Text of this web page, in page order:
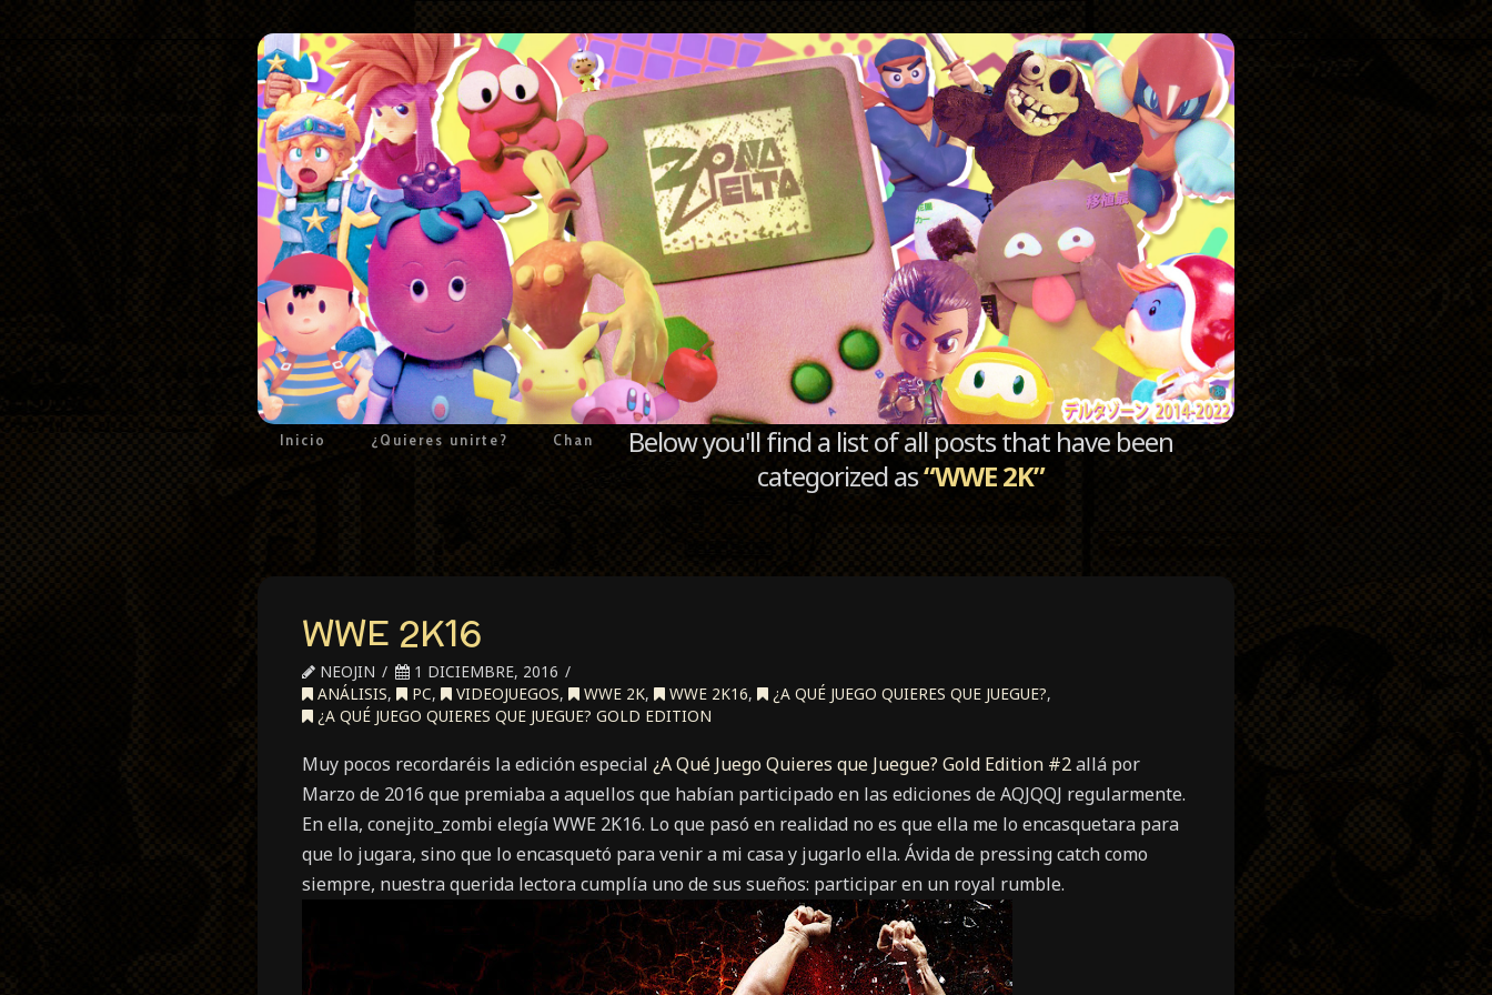
Inicio ¿Quieres unirte? Chan
Below you'll find a list of all posts that have been
categorized as“WWE 2K”
WWE 2K16
NEOJIN
1 DICIEMBRE, 2016
ANÁLISIS, PC, VIDEOJUEGOS, WWE 2K, WWE 2K16, ¿A QUÉ JUEGO QUIERES QUE JUEGUE?,
¿A QUÉ JUEGO QUIERES QUE JUEGUE? GOLD EDITION
Muy pocos recordaréis la edición especial ¿A Qué Juego Quieres que Juegue? Gold Edition #2allá por
Marzo de 2016 que premiaba a aquellos que habían participado en las ediciones de AQJQQJ regularmente.
En ella, conejito_zombi elegía WWE 2K16. Lo que pasó en realidad no es que ella me lo encasquetara para
que lo jugara, sino que lo encasquetó para venir a mi casa y jugarlo ella. Ávida de pressing catch como
siempre, nuestra querida lectora cumplía uno de sus sueños: participar en un royal rumble.